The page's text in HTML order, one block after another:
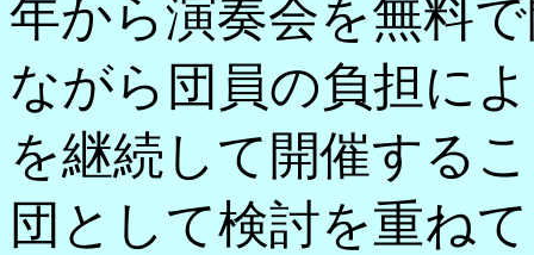
年から演奏会を無料
ながら団員の負担に
を継続して開催する
団として検討を重ね